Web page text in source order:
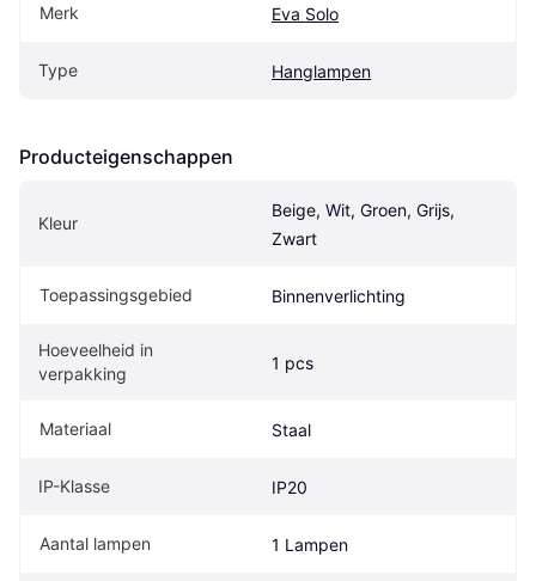
Merk Eva Solo
Type Hanglampen
Producteigenschappen
Kleur
Beige, Wit, Groen, Grijs,
Zwart
Toepassingsgebied Binnenverlichting
Hoeveelheid in
verpakking
1 pcs
Materiaal Staal
IP-Klasse IP20
Aantal lampen 1 Lampen